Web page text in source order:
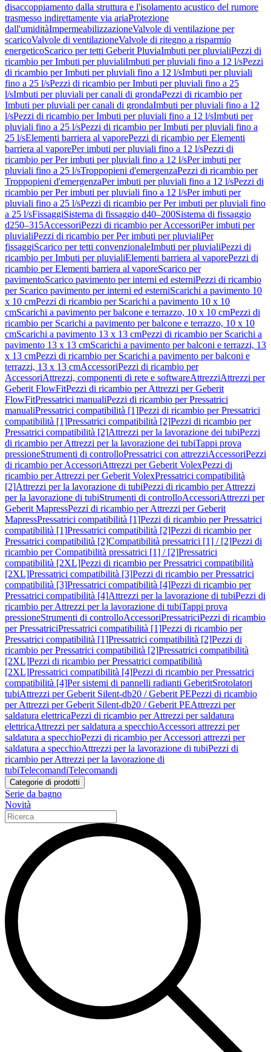
disaccoppiamento dalla struttura e l'isolamento acustico del rumore
trasmesso indirettamente via ariaProtezione
dall'umiditàImpermeabilizzazioneValvole di ventilazione per
scaricoValvole di ventilazioneValvole di ritegno a risparmio
energeticoScarico per tetti Geberit PluviaImbuti per pluvialiPezzi di
ricambio per Imbuti per pluvialiImbuti per pluviali fino a 12 l/sPezzi
di ricambio per Imbuti per pluviali fino a 12 l/sImbuti per pluviali
fino a 25 l/sPezzi di ricambio per Imbuti per pluviali fino a 25
l/sImbuti per pluviali per canali di grondaPezzi di ricambio per
Imbuti per pluviali per canali di grondaImbuti per pluviali fino a 12
l/sPezzi di ricambio per Imbuti per pluviali fino a 12 l/sImbuti per
pluviali fino a 25 l/sPezzi di ricambio per Imbuti per pluviali fino a
25 l/sElementi barriera al vaporePezzi di ricambio per Elementi
barriera al vaporePer imbuti per pluviali fino a 12 l/sPezzi di
ricambio per Per imbuti per pluviali fino a 12 l/sPer imbuti per
pluviali fino a 25 l/sTroppopieni d'emergenzaPezzi di ricambio per
Troppopieni d'emergenzaPer imbuti per pluviali fino a 12 l/sPezzi di
ricambio per Per imbuti per pluviali fino a 12 l/sPer imbuti per
pluviali fino a 25 l/sPezzi di ricambio per Per imbuti per pluviali fino
a 25 l/sFissaggiSistema di fissaggio d40–200Sistema di fissaggio
d250–315AccessoriPezzi di ricambio per AccessoriPer imbuti per
pluvialiPezzi di ricambio per Per imbuti per pluvialiPer
fissaggiScarico per tetti convenzionaleImbuti per pluvialiPezzi di
ricambio per Imbuti per pluvialiElementi barriera al vaporePezzi di
ricambio per Elementi barriera al vaporeScarico per
pavimentoScarico pavimento per interni ed esterniPezzi di ricambio
per Scarico pavimento per interni ed esterniScarichi a pavimento 10
x 10 cmPezzi di ricambio per Scarichi a pavimento 10 x 10
cmScarichi a pavimento per balcone e terrazzo, 10 x 10 cmPezzi di
ricambio per Scarichi a pavimento per balcone e terrazzo, 10 x 10
cmScarichi a pavimento 13 x 13 cmPezzi di ricambio per Scarichi a
pavimento 13 x 13 cmScarichi a pavimento per balconi e terrazzi, 13
x 13 cmPezzi di ricambio per Scarichi a pavimento per balconi e
terrazzi, 13 x 13 cmAccessoriPezzi di ricambio per
AccessoriAttrezzi, componenti di rete e softwareAttrezziAttrezzi per
Geberit FlowFitPezzi di ricambio per Attrezzi per Geberit
FlowFitPressatrici manualiPezzi di ricambio per Pressatrici
manualiPressatrici compatibilità [1]Pezzi di ricambio per Pressatrici
compatibilità [1]Pressatrici compatibilità [2]Pezzi di ricambio per
Pressatrici compatibilità [2]Attrezzi per la lavorazione dei tubiPezzi
di ricambio per Attrezzi per la lavorazione dei tubiTappi prova
pressioneStrumenti di controlloPressatrici con attrezziAccessoriPezzi
di ricambio per AccessoriAttrezzi per Geberit VolexPezzi di
ricambio per Attrezzi per Geberit VolexPressatrici compatibilità
[2]Attrezzi per la lavorazione di tubiPezzi di ricambio per Attrezzi
per la lavorazione di tubiStrumenti di controlloAccessoriAttrezzi per
Geberit MapressPezzi di ricambio per Attrezzi per Geberit
MapressPressatrici compatibilità [1]Pezzi di ricambio per Pressatrici
compatibilità [1]Pressatrici compatibilità [2]Pezzi di ricambio per
Pressatrici compatibilità [2]Compatibilità pressatrici [1] / [2]Pezzi di
ricambio per Compatibilità pressatrici [1] / [2]Pressatrici
compatibilità [2XL]Pezzi di ricambio per Pressatrici compatibilità
[2XL]Pressatrici compatibilità [3]Pezzi di ricambio per Pressatrici
compatibilità [3]Pressatrici compatibilità [4]Pezzi di ricambio per
Pressatrici compatibilità [4]Attrezzi per la lavorazione di tubiPezzi di
ricambio per Attrezzi per la lavorazione di tubiTappi prova
pressioneStrumenti di controlloAccessoriPressatriciPezzi di ricambio
per PressatriciPressatrici compatibilità [1]Pezzi di ricambio per
Pressatrici compatibilità [1]Pressatrici compatibilità [2]Pezzi di
ricambio per Pressatrici compatibilità [2]Pressatrici compatibilità
[2XL]Pezzi di ricambio per Pressatrici compatibilità
[2XL]Pressatrici compatibilità [4]Pezzi di ricambio per Pressatrici
compatibilità [4]Per sistemi di pannelli radianti GeberitSrotolatori
tubiAttrezzi per Geberit Silent-db20 / Geberit PEPezzi di ricambio
per Attrezzi per Geberit Silent-db20 / Geberit PEAttrezzi per
saldatura elettricaPezzi di ricambio per Attrezzi per saldatura
elettricaAttrezzi per saldatura a specchioAccessori attrezzi per
saldatura a specchioPezzi di ricambio per Accessori attrezzi per
saldatura a specchioAttrezzi per la lavorazione di tubiPezzi di
ricambio per Attrezzi per la lavorazione di
tubiTelecomandiTelecomandi
Categorie di prodotti
Serie da bagno
Novità